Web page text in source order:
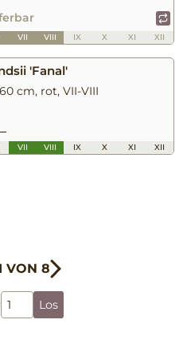
VII VIII IX X XI XII
'Fanal'
cm, rot, VII-VIII
VII VIII IX X XI XII
VON 8
Los